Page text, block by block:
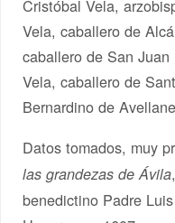
Cristóbal Vela,
Vela, caballero de
caballero de San
Vela, caballero de
Bernardino de
Datos tomados, muy
las grandezas de Ávila
benedictino Padre